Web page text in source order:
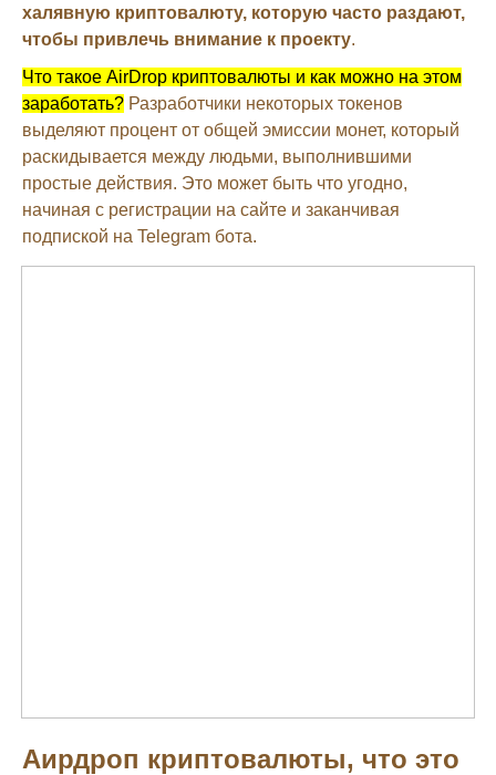
халявную криптовалюту, которую часто раздают,
чтобы привлечь внимание к проекту.
Что такое AirDrop криптовалюты и как можно на этом
заработать? Разработчики некоторых токенов
выделяют процент от общей эмиссии монет, который
раскидывается между людьми, выполнившими
простые действия. Это может быть что угодно,
начиная с регистрации на сайте и заканчивая
подпиской на Telegram бота.
Аирдроп криптовалюты, что это